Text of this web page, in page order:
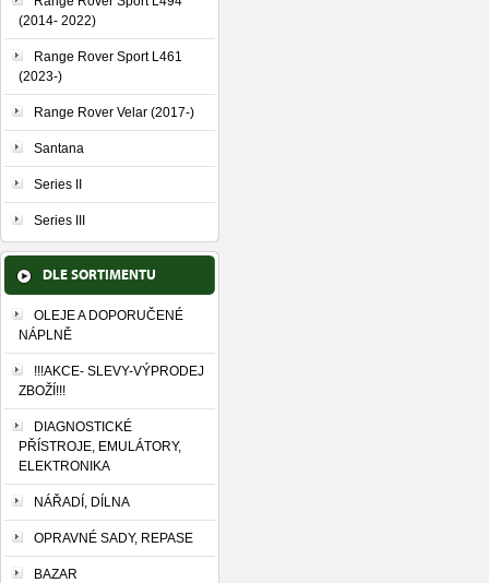
(2014- 2022)
Range Rover Sport L461
(2023-)
Range Rover Velar (2017-)
Santana
Series II
Series III
DLE SORTIMENTU
OLEJE A DOPORUČENÉ
NÁPLNĚ
!!!AKCE- SLEVY-VÝPRODEJ
ZBOŽÍ!!!
DIAGNOSTICKÉ
PŘÍSTROJE, EMULÁTORY,
ELEKTRONIKA
NÁŘADÍ, DÍLNA
OPRAVNÉ SADY, REPASE
BAZAR